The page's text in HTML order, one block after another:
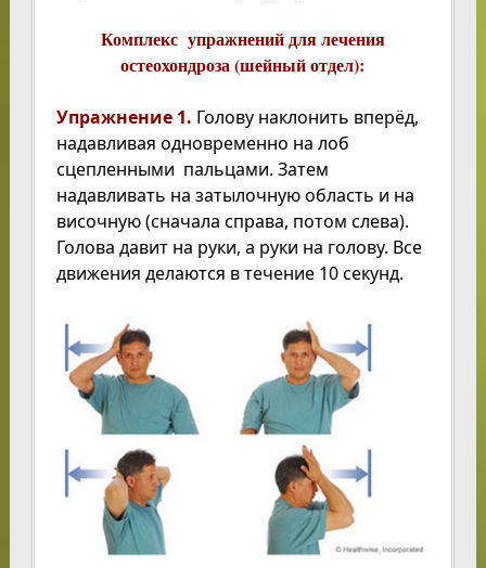
Комплекс упражнений для лечения
остеохондроза (шейный отдел):
Упражнение 1. Голову наклонить вперёд,
надавливая одновременно на лоб
сцепленными пальцами. Затем
надавливать на затылочную область и на
височную (сначала справа, потом слева).
Голова давит на руки, а руки на голову. Все
движения делаются в течение 10 секунд.